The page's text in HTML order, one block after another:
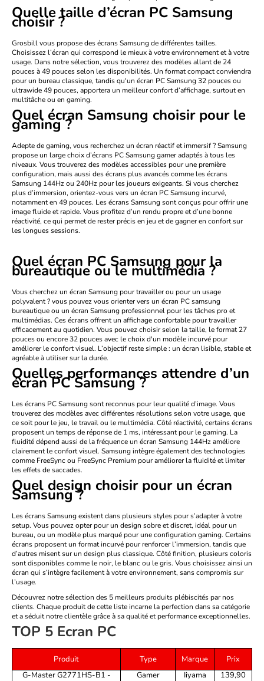
Quelle taille d’écran PC Samsung
choisir ?
Grosbill vous propose des écrans Samsung de différentes tailles.
Choisissez l’écran qui correspond le mieux à votre environnement et à votre
usage. Dans notre sélection, vous trouverez des modèles allant de 24
poucesà49 poucesselon les disponibilités. Un format compact conviendra
pour un bureau classique, tandis qu'un écran PC Samsung 32 poucesou
ultrawide 49 pouces, apportera un meilleur confort d’affichage, surtout en
multitâche ou en gaming.
Quel écran Samsung choisir pour le
gaming ?
Adepte de gaming, vous recherchez un écran réactif et immersif ? Samsung
propose un large choix d’écrans PC Samsung gameradaptés à tous les
niveaux. Vous trouverez des modèles accessibles pour une première
configuration, mais aussi des écrans plus avancés comme lesécrans
Samsung 144Hzou 240Hzpour les joueurs exigeants. Si vous cherchez
plus d’immersion, orientez-vous vers un écran PC Samsung incurvé,
notamment en 49 pouces. Les écrans Samsung sont conçus pour offrir une
image fluide et rapide. Vous profitez d’un rendu propre et d’une bonne
réactivité, ce qui permet de rester précis en jeu et de gagner en confort sur
les longues sessions.
Quel écran PC Samsung pour la
bureautique ou le multimédia ?
Vous cherchez un écran Samsung pour travailler ou pour un usage
polyvalent ? vous pouvez vous orienter vers un écran PC samsung
bureautiqueou un écran Samsung professionnelpour les tâches pro et
multimédias. Ces écrans offrent un affichage confortable pour travailler
efficacement au quotidien. Vous pouvez choisir selon la taille, le format 27
pouces ou encore 32 pouces avec le choix d'un modèle incurvé pour
améliorer le confort visuel. L’objectif reste simple : un écran lisible, stable et
agréable à utiliser sur la durée.
Quelles performances attendre d’un
écran PC Samsung ?
Les écrans PC Samsung sont reconnus pour leur qualité d’image. Vous
trouverez des modèles avec différentes résolutions selon votre usage, que
ce soit pour le jeu, le travail ou le multimédia. Côté réactivité, certains écrans
proposent un temps de réponse de 1 ms, intéressant pour le gaming. La
fluidité dépend aussi de la fréquence un écran Samsung 144Hzaméliore
clairement le confort visuel. Samsung intègre également des technologies
comme FreeSyncou FreeSync Premiumpour améliorer la fluidité et limiter
les effets de saccades.
Quel design choisir pour un écran
Samsung ?
Les écrans Samsung existent dans plusieurs styles pour s’adapter à votre
setup. Vous pouvez opter pour un design sobre et discret, idéal pour un
bureau, ou un modèle plus marqué pour une configuration gaming. Certains
écrans proposent un format incurvé pour renforcer l’immersion, tandis que
d’autres misent sur un design plus classique. Côté finition, plusieurs coloris
sont disponibles comme lenoir, leblancou legris. Vous choisissez ainsi un
écran qui s’intègre facilement à votre environnement, sans compromis sur
l’usage.
Découvrez notre sélection des 5 meilleurs produits plébiscités par nos
clients. Chaque produit de cette liste incarne la perfection dans sa catégorie
et a séduit notre clientèle grâce à sa qualité et performance exceptionnelles.
TOP 5 Ecran PC
Produit Type Marque
Prix
G-Master G2771HS-B1 -
Gamer Iiyama
139,90